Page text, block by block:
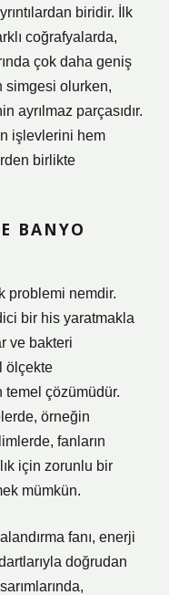
biridir. İlk
coğrafyalarda,
çok daha geniş
simgesi olurken,
ayrılmaz parçasıdır.
işlevlerini hem
birlikte
BANYO
problemi nemdir.
bir his yaratmakla
ve bakteri
ölçekte
temel çözümüdür.
örneğin
fanların
için zorunlu bir
mümkün.
fanı, enerji
doğrudan